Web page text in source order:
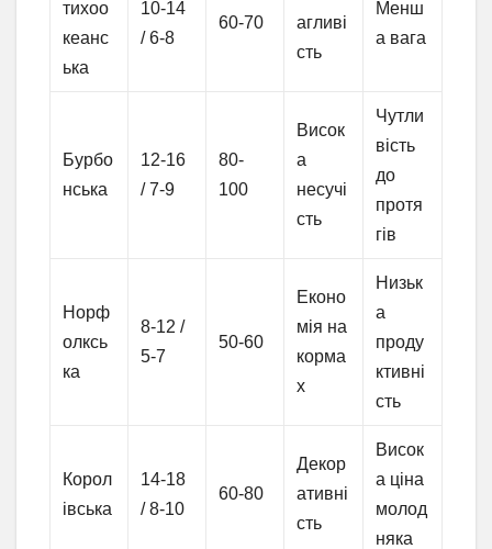
тихоо
кеанс
ька
10-14
/ 6-8
60-70
агливі
сть
Менш
а вага
Бурбо
нська
12-16
/ 7-9
80-
100
Висок
а
несучі
сть
Чутли
вість
до
протя
гів
Норф
олксь
ка
8-12 /
5-7
50-60
Еконо
мія на
корма
х
Низьк
а
проду
ктивні
сть
Корол
івська
14-18
/ 8-10
60-80
Декор
ативні
сть
Висок
а ціна
молод
няка